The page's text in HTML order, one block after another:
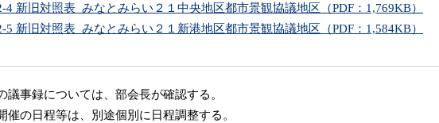
4 新旧対照表_みなとみらい２１中央地区都市景観協議地区（PDF：1,769KB）
5 新旧対照表_みなとみらい２１新港地区都市景観協議地区（PDF：1,584KB）
議事録については、部会長が確認する。
催の日程等は、別途個別に日程調整する。